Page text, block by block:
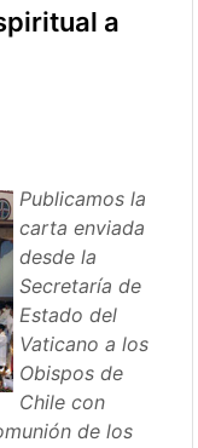
a
Publicamos la
carta enviada
desde la
Secretaría de
Estado del
Vaticano a los
Obispos de
Chile con
de los